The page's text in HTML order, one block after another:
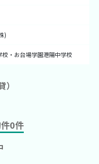
)
校・お台場学園港陽中学校
0件